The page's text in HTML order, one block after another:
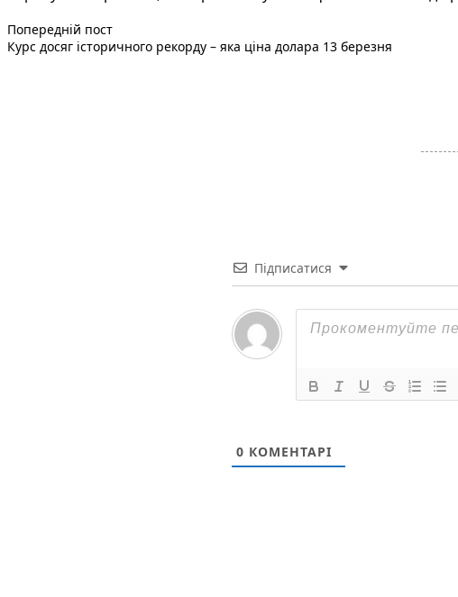
Навігація
записів
Попередній постПопередній запис:
Курс досяг історичного рекорду – яка ціна долара 13 березня
Підписатися
0 КОМЕНТАРІ